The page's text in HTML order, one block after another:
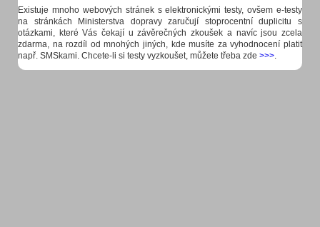
Existuje mnoho webových stránek s elektronickými testy, ovšem e-testy
na stránkách Ministerstva dopravy zaručují stoprocentní duplicitu s
otázkami, které Vás čekají u závěrečných zkoušek a navíc jsou zcela
zdarma, na rozdíl od mnohých jiných, kde musíte za vyhodnocení platit
např. SMSkami. Chcete-li si testy vyzkoušet, můžete třeba zde >>>.